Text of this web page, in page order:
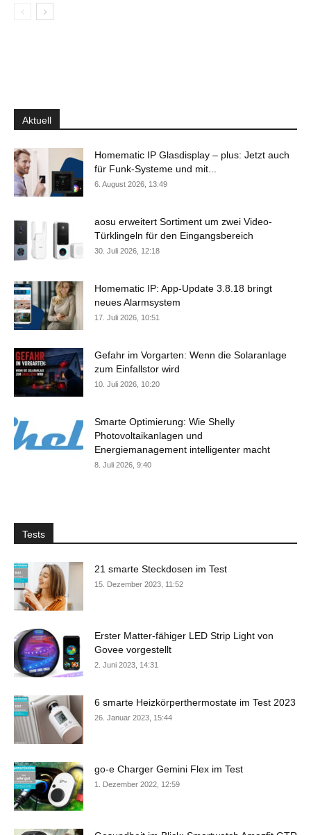
Aktuell
Homematic IP Glasdisplay – plus: Jetzt auch
für Funk-Systeme und mit...
6. August 2026, 13:49
aosu erweitert Sortiment um zwei Video-
Türklingeln für den Eingangsbereich
30. Juli 2026, 12:18
Homematic IP: App-Update 3.8.18 bringt
neues Alarmsystem
17. Juli 2026, 10:51
Gefahr im Vorgarten: Wenn die Solaranlage
zum Einfallstor wird
10. Juli 2026, 10:20
Smarte Optimierung: Wie Shelly
Photovoltaikanlagen und
Energiemanagement intelligenter macht
8. Juli 2026, 9:40
Tests
21 smarte Steckdosen im Test
15. Dezember 2023, 11:52
Erster Matter-fähiger LED Strip Light von
Govee vorgestellt
2. Juni 2023, 14:31
6 smarte Heizkörperthermostate im Test 2023
26. Januar 2023, 15:44
go-e Charger Gemini Flex im Test
1. Dezember 2022, 12:59